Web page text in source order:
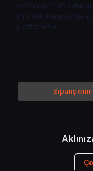
ve Valorant VP satın
birimleri konusunda
platformdur.
Siparişlerim